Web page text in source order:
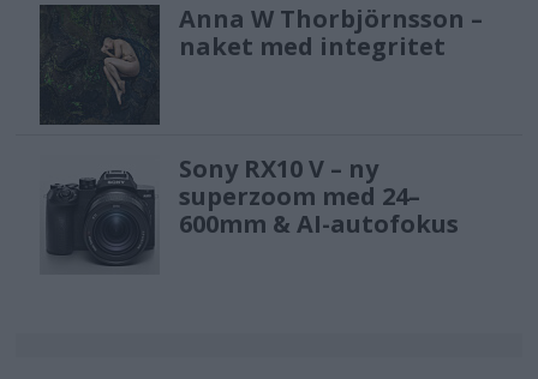
Anna W Thorbjörnsson –
naket med integritet
Sony RX10 V – ny
superzoom med 24–
600mm & AI-autofokus